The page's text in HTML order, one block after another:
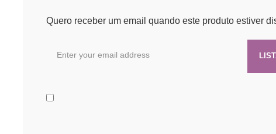
Quero receber um email quando este produto estiver